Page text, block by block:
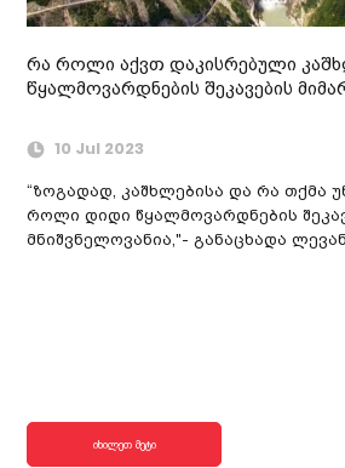
რა როლი აქვთ დაკისრებული
წყალმოვარდნების შეკავების
10 Jul 2023
“ზოგადად, კაშხლებისა და რა თქმა
როლი დიდი წყალმოვარდნების
მნიშვნელოვანია,"- განაცხადა
იხილეთ მეტი